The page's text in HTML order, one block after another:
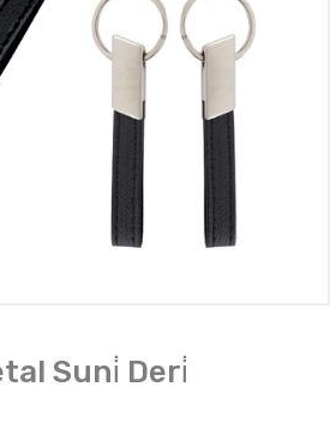
Suni̇ Deri̇